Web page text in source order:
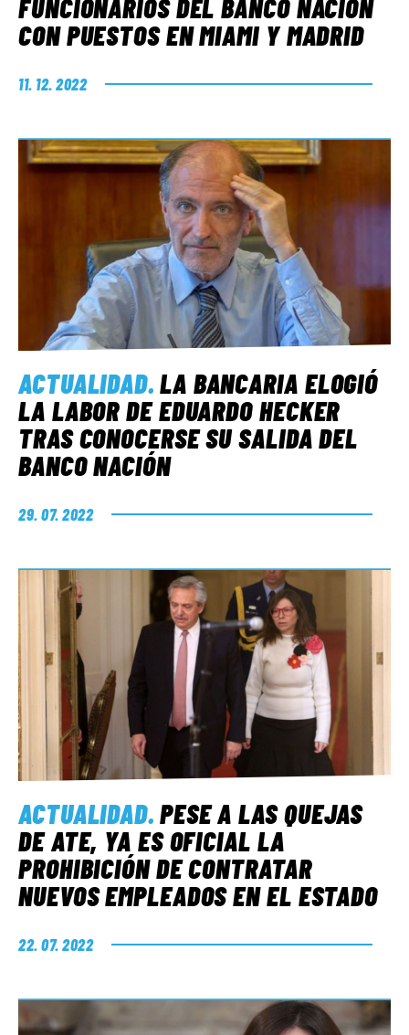
FUNCIONARIOS DEL BANCO NACIÓN
CON PUESTOS EN MIAMI Y MADRID
11. 12. 2022
ACTUALIDAD.LA BANCARIA ELOGIÓ
LA LABOR DE EDUARDO HECKER
TRAS CONOCERSE SU SALIDA DEL
BANCO NACIÓN
29. 07. 2022
ACTUALIDAD.PESE A LAS QUEJAS
DE ATE, YA ES OFICIAL LA
PROHIBICIÓN DE CONTRATAR
NUEVOS EMPLEADOS EN EL ESTADO
22. 07. 2022